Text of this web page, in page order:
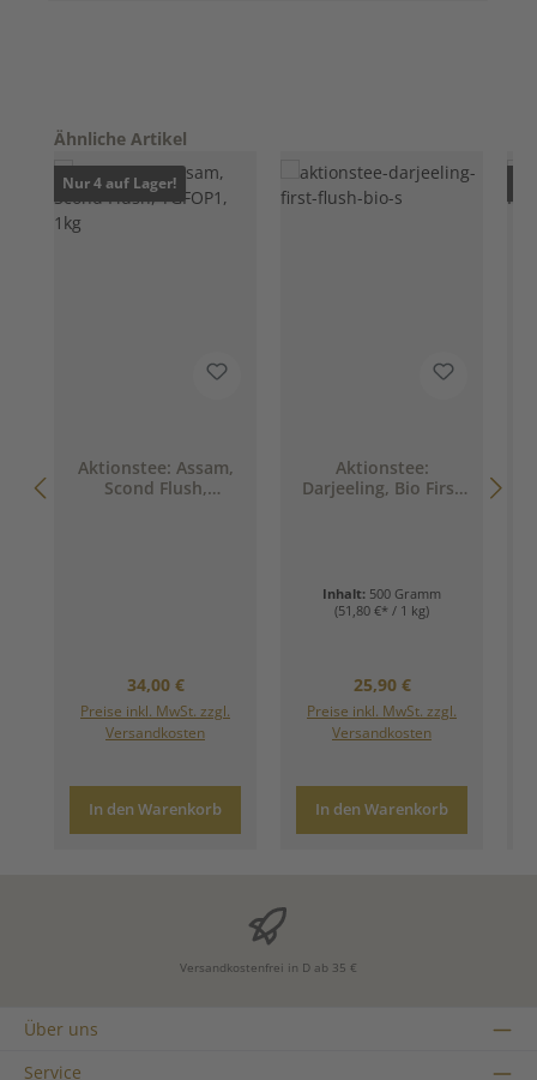
Produktgalerie überspringen
Ähnliche Artikel
Nur 4 auf Lager!
Aktionstee: Assam,
Scond Flush,
Regulärer Preis:
34,00 €
Preise inkl. MwSt. zzgl.
Versandkosten
In den Warenkorb
Aktionstee:
Darjeeling, Bio First
Inhalt: 500 Gramm
(51,80 €* / 1 kg)
Regulärer Preis:
25,90 €
Preise inkl. MwSt. zzgl.
Versandkosten
In den Warenkorb
Versandkostenfrei in D ab 35 €
Über uns
Service